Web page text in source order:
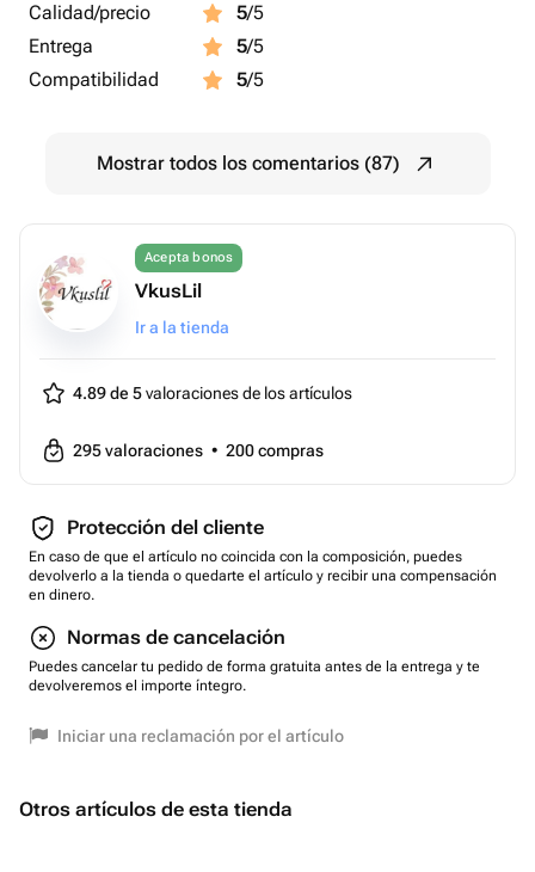
Calidad/precio
5/5
Entrega
5/5
Compatibilidad
5/5
Mostrar todos los comentarios (87)
Acepta bonos
VkusLil
Ir a la tienda
4.89 de 5valoraciones de los artículos
295valoraciones • 200compras
Protección del cliente
En caso de que el artículo no coincida con la composición, puedes
devolverlo a la tienda o quedarte el artículo y recibir una compensación
en dinero.
Normas de cancelación
Puedes cancelar tu pedido de forma gratuita antes de la entrega y te
devolveremos el importe íntegro.
Iniciar una reclamación por el artículo
Otros artículos de esta tienda